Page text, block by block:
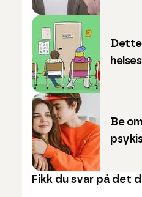
Dette
Be
Fikk du svar på det